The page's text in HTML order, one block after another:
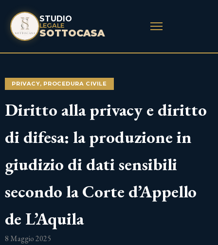
STUDIO
LEGALE
SOTTOCASA
PRIVACY, PROCEDURA CIVILE
Diritto alla privacy e diritto
di difesa: la produzione in
giudizio di dati sensibili
secondo la Corte d’Appello
de L’Aquila
8 Maggio 2025